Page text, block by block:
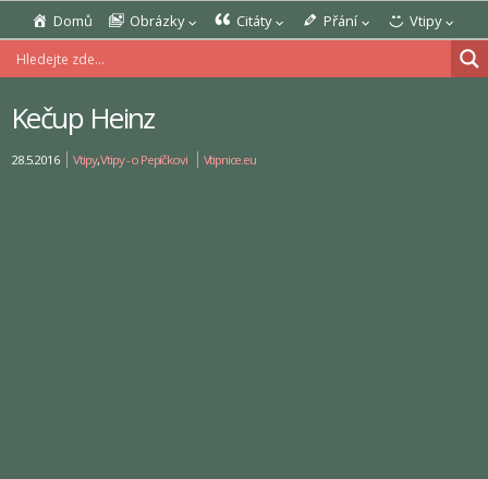
Domů Obrázky Citáty Přání Vtipy
Kečup Heinz
28.5.2016 Vtipy,Vtipy - o Pepíčkovi Vtipnice.eu